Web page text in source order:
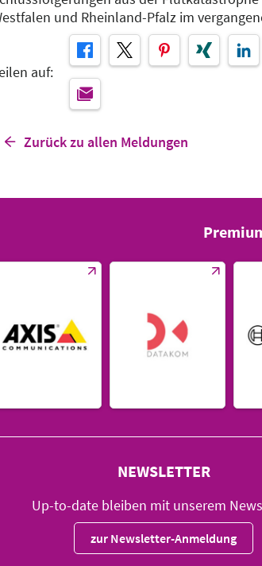
und Rheinland-Pfalz im
auf:
Zurück zu allen Meldungen
NEWSLETTER
Up-to-date bleiben mit unserem
zur Newsletter-Anmeldung